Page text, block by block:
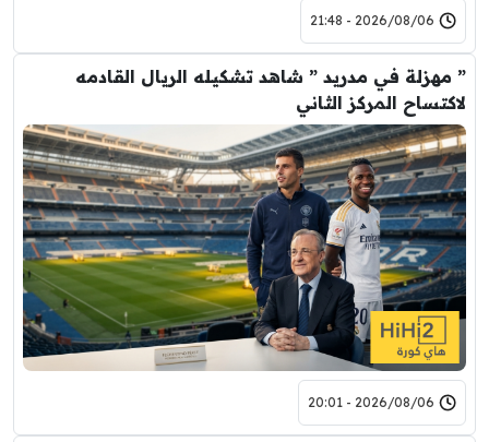
2026/08/06 - 21:48
” مهزلة في مدريد ” شاهد تشكيله الريال القادمه
لاكتساح المركز الثاني
2026/08/06 - 20:01